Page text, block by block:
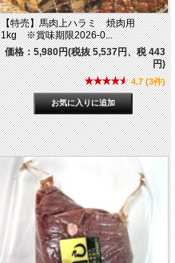
【特売】馬肉上ハラミ 焼肉用
1kg ※賞味期限2026-0...
価格：5,980円(税抜 5,537円、税 443
円)
4.7 (3件)